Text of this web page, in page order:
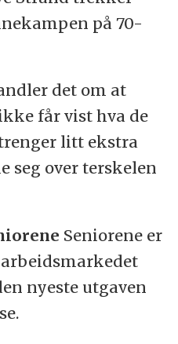
på 70-
det om at
får vist hva de
litt ekstra
seg over terskelen
Seniorene er
nyeste utgaven